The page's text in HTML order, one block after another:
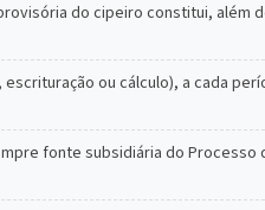
do cipeiro constitui, além
ou cálculo), a cada
fonte subsidiária do